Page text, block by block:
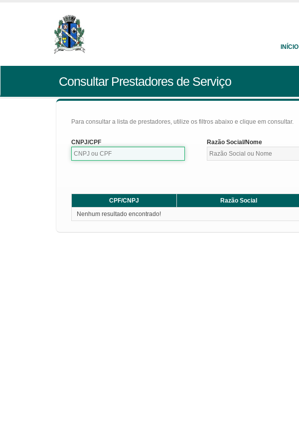
INÍCIO
Consultar Prestadores de Serviço
Para consultar a lista de prestadores, utilize os filtros abaixo e clique em consultar.
CNPJ/CPF Razão Social/Nome
CPF/CNPJ Razão Social
Nenhum resultado encontrado!